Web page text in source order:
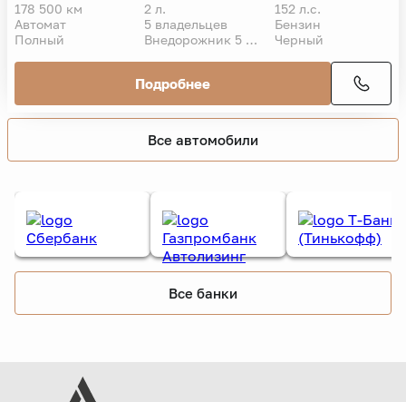
178 500 км 2 л.
152 л.с.
Автомат
5 владельцев
Бензин
Полный
Внедорожник 5 дв. Черный
Подробнее
Все автомобили
Все банки